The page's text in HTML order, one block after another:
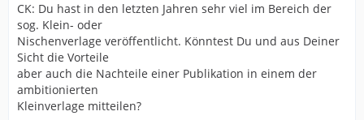
CK: Du hast in den letzten Jahren sehr viel im Bereich der
sog. Klein- oder
Nischenverlage veröffentlicht. Könntest Du und aus Deiner
Sicht die Vorteile
aber auch die Nachteile einer Publikation in einem der
ambitionierten
Kleinverlage mitteilen?